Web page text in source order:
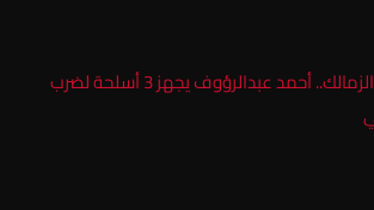
رهان الزمالك.. أحمد عبدالرؤوف يجهز 3 أسلحة لضرب